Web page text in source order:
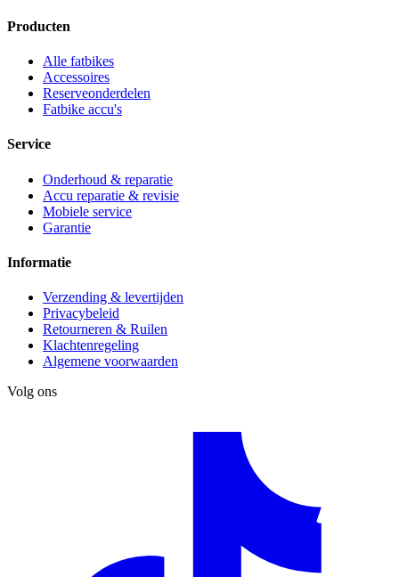
Producten
Alle fatbikes
Accessoires
Reserveonderdelen
Fatbike accu's
Service
Onderhoud & reparatie
Accu reparatie & revisie
Mobiele service
Garantie
Informatie
Verzending & levertijden
Privacybeleid
Retourneren & Ruilen
Klachtenregeling
Algemene voorwaarden
Volg ons